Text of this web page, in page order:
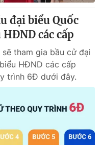
đại biểu Quốc
các cấp
tham gia bầu cử đại
HĐND các cấp
trình 6Đ dưới đây.